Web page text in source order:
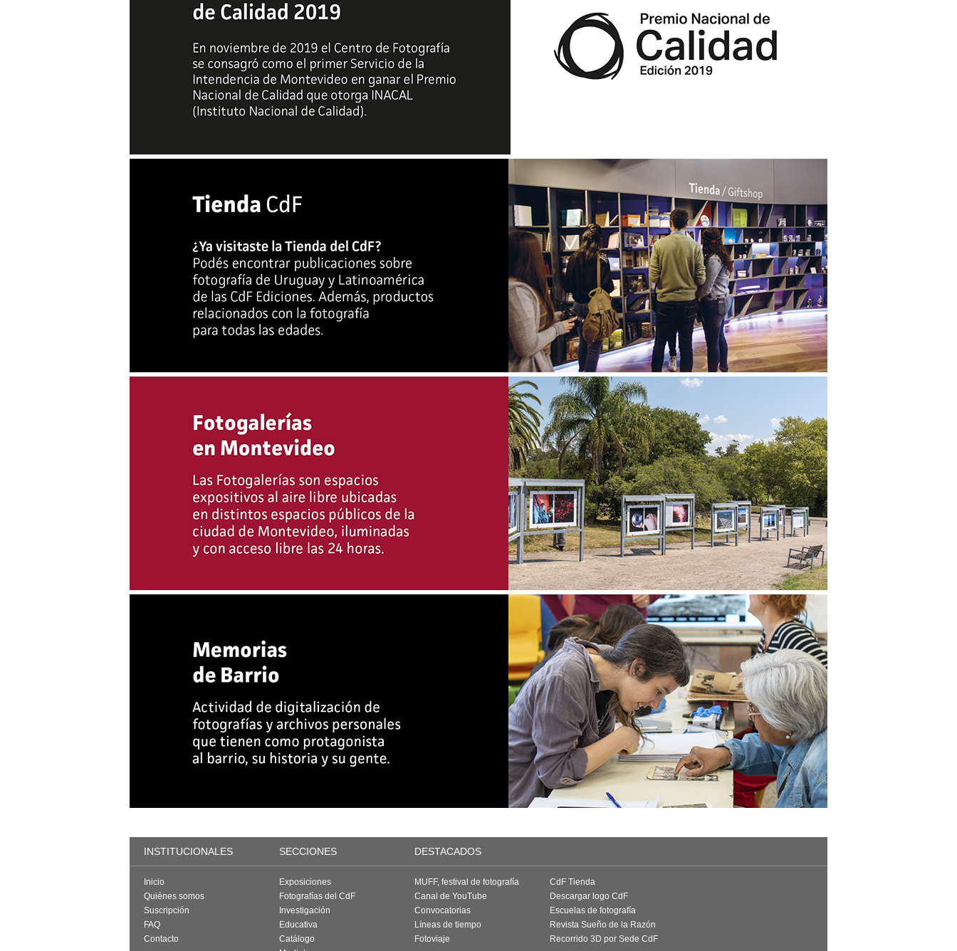
INSTITUCIONALES SECCIONES DESTACADOS
Inicio
Quiénes somos
Suscripción
FAQ
Contacto
Exposiciones
Fotografías del CdF
Investigación
Educativa
Catálogo
MUFF, festival de fotografía
Canal de YouTube
Convocatorias
Líneas de tiempo
Fotoviaje
CdF Tienda
Descargar logo CdF
Escuelas de fotografía
Revista Sueño de la Razón
Recorrido 3D por Sede CdF